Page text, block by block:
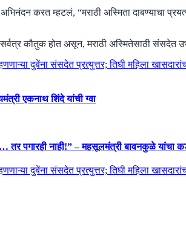
करत म्हटलं, “मराठी अस्मिता दाबण्याचा
सर्वत्र कौतुक होत असून, मराठी अस्मितेसाठी संसदेत
एकनाथ शिंदे यांची ग्वा
पगारही नाही!” – महसूलमंत्री बावनकुळे यांचा